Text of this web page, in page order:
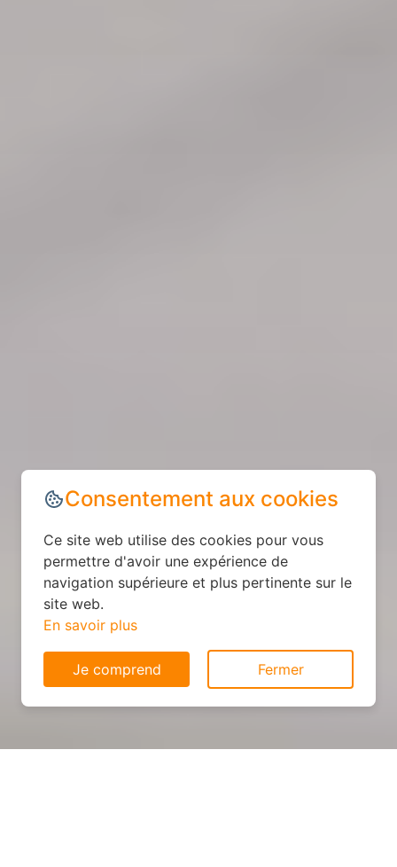
Consentement aux cookies
Ce site web utilise des cookies pour vous
permettre d'avoir une expérience de
navigation supérieure et plus pertinente sur le
site web.
En savoir plus
Je comprend Fermer